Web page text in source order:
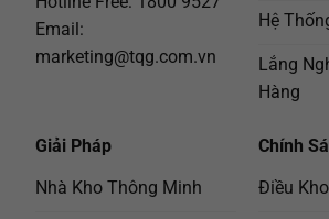
Email:
marketing@tqg.com.vn
Hệ
Lắng
Hàng
Giải Pháp
Nhà Kho Thông Minh
Chính
Điều